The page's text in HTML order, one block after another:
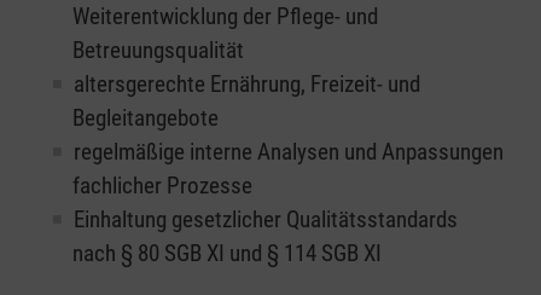
Weiterentwicklung der Pflege- und
Betreuungsqualität
altersgerechte Ernährung, Freizeit- und
Begleitangebote
regelmäßige interne Analysen und Anpassungen
fachlicher Prozesse
Einhaltung gesetzlicher Qualitätsstandards
nach § 80 SGB XI und § 114 SGB XI